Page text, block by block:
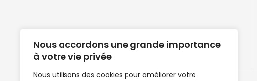
Nous accordons une grande importance
à votre vie privée
Nous utilisons des cookies pour améliorer votre